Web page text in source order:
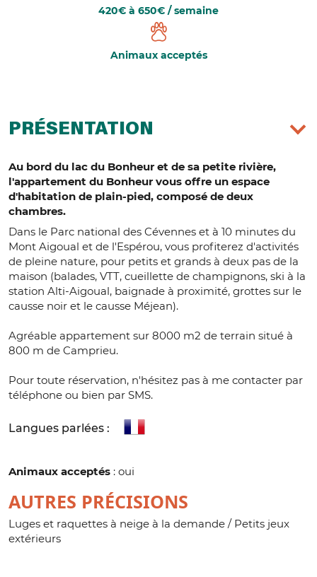
420€ à 650€ / semaine
Animaux acceptés
PRÉSENTATION
Au bord du lac du Bonheur et de sa petite rivière,
l'appartement du Bonheur vous offre un espace
d'habitation de plain-pied, composé de deux
chambres.
Dans le Parc national des Cévennes et à 10 minutes du
Mont Aigoual et de l'Espérou, vous profiterez d'activités
de pleine nature, pour petits et grands à deux pas de la
maison (balades, VTT, cueillette de champignons, ski à la
station Alti-Aigoual, baignade à proximité, grottes sur le
causse noir et le causse Méjean).
Agréable appartement sur 8000 m2 de terrain situé à
800 m de Camprieu.
Pour toute réservation, n'hésitez pas à me contacter par
téléphone ou bien par SMS.
Langues parlées :
Animaux acceptés : oui
AUTRES PRÉCISIONS
Luges et raquettes à neige à la demande / Petits jeux
extérieurs